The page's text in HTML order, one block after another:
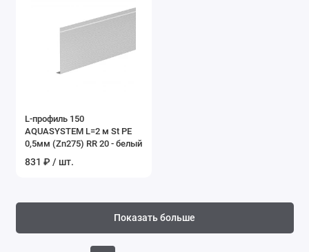
L-профиль 150
AQUASYSTEM L=2 м St PE
0,5мм (Zn275) RR 20 - белый
831 ₽ / шт.
Показать больше